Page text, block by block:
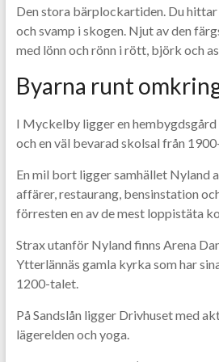
Den stora bärplockartiden. Du
och svamp i skogen. Njut av den
med lönn och rönn i rött, björk och
Byarna runt
I Myckelby ligger en
och en väl bevarad skolsal från
En mil bort ligger samhället Nyland
affärer, restaurang, bensinstation
förresten en av de mest loppistäta
Strax utanför Nyland finns Arena
Ytterlännäs gamla kyrka som har
1200-talet.
På Sandslån ligger Drivhuset med
lägerelden och yoga.